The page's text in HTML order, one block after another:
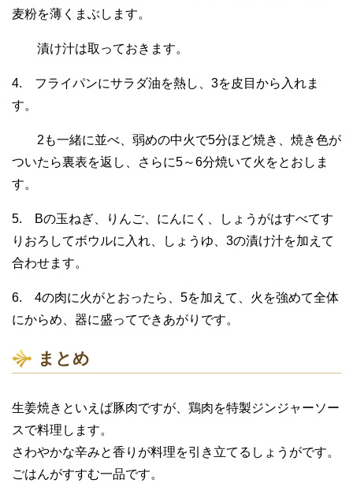
麦粉を薄くまぶします。
漬け汁は取っておきます。
4. フライパンにサラダ油を熱し、3を皮目から入れま
す。
2も一緒に並べ、弱めの中火で5分ほど焼き、焼き色が
ついたら裏表を返し、さらに5～6分焼いて火をとおしま
す。
5. Bの玉ねぎ、りんご、にんにく、しょうがはすべてす
りおろしてボウルに入れ、しょうゆ、3の漬け汁を加えて
合わせます。
6. 4の肉に火がとおったら、5を加えて、火を強めて全体
にからめ、器に盛ってできあがりです。
まとめ
生姜焼きといえば豚肉ですが、鶏肉を特製ジンジャーソー
スで料理します。
さわやかな辛みと香りが料理を引き立てるしょうがです。
ごはんがすすむ一品です。